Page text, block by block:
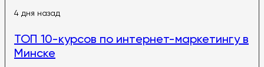
4 дня назад
ТОП 10-курсов по интернет-маркетингу в
Минске